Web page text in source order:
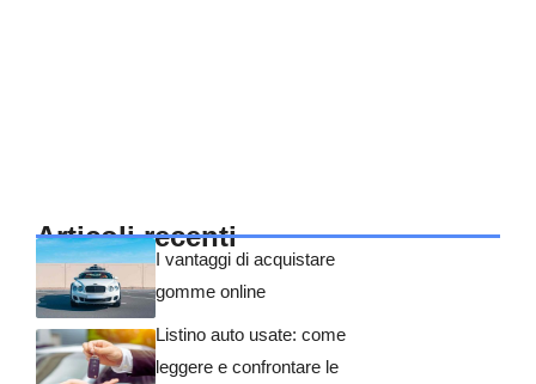
Articoli recenti
I vantaggi di acquistare
gomme online
Listino auto usate: come
leggere e confrontare le